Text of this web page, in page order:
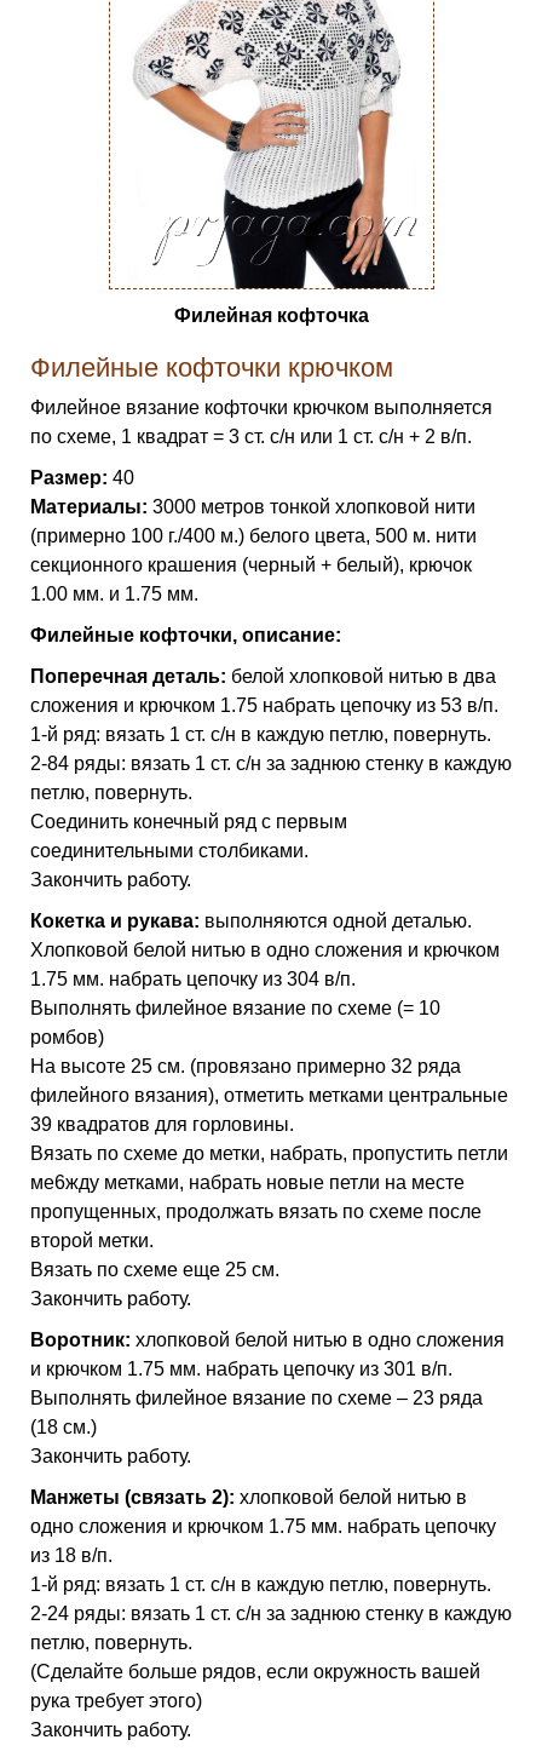
Филейная кофточка
Филейные кофточки крючком
Филейное вязание кофточки крючком выполняется
по схеме, 1 квадрат = 3 ст. с/н или 1 ст. с/н + 2 в/п.
Размер: 40
Материалы: 3000 метров тонкой хлопковой нити
(примерно 100 г./400 м.) белого цвета, 500 м. нити
секционного крашения (черный + белый), крючок
1.00 мм. и 1.75 мм.
Филейные кофточки, описание:
Поперечная деталь: белой хлопковой нитью в два
сложения и крючком 1.75 набрать цепочку из 53 в/п.
1-й ряд: вязать 1 ст. с/н в каждую петлю, повернуть.
2-84 ряды: вязать 1 ст. с/н за заднюю стенку в каждую
петлю, повернуть.
Соединить конечный ряд с первым
соединительными столбиками.
Закончить работу.
Кокетка и рукава: выполняются одной деталью.
Хлопковой белой нитью в одно сложения и крючком
1.75 мм. набрать цепочку из 304 в/п.
Выполнять филейное вязание по схеме (= 10
ромбов)
На высоте 25 см. (провязано примерно 32 ряда
филейного вязания), отметить метками центральные
39 квадратов для горловины.
Вязать по схеме до метки, набрать, пропустить петли
ме6жду метками, набрать новые петли на месте
пропущенных, продолжать вязать по схеме после
второй метки.
Вязать по схеме еще 25 см.
Закончить работу.
Воротник: хлопковой белой нитью в одно сложения
и крючком 1.75 мм. набрать цепочку из 301 в/п.
Выполнять филейное вязание по схеме – 23 ряда
(18 см.)
Закончить работу.
Манжеты (связать 2): хлопковой белой нитью в
одно сложения и крючком 1.75 мм. набрать цепочку
из 18 в/п.
1-й ряд: вязать 1 ст. с/н в каждую петлю, повернуть.
2-24 ряды: вязать 1 ст. с/н за заднюю стенку в каждую
петлю, повернуть.
(Сделайте больше рядов, если окружность вашей
рука требует этого)
Закончить работу.